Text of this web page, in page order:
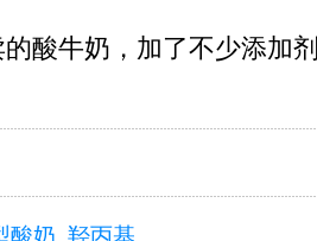
牛奶，加了不少添加
酸奶 羟丙基